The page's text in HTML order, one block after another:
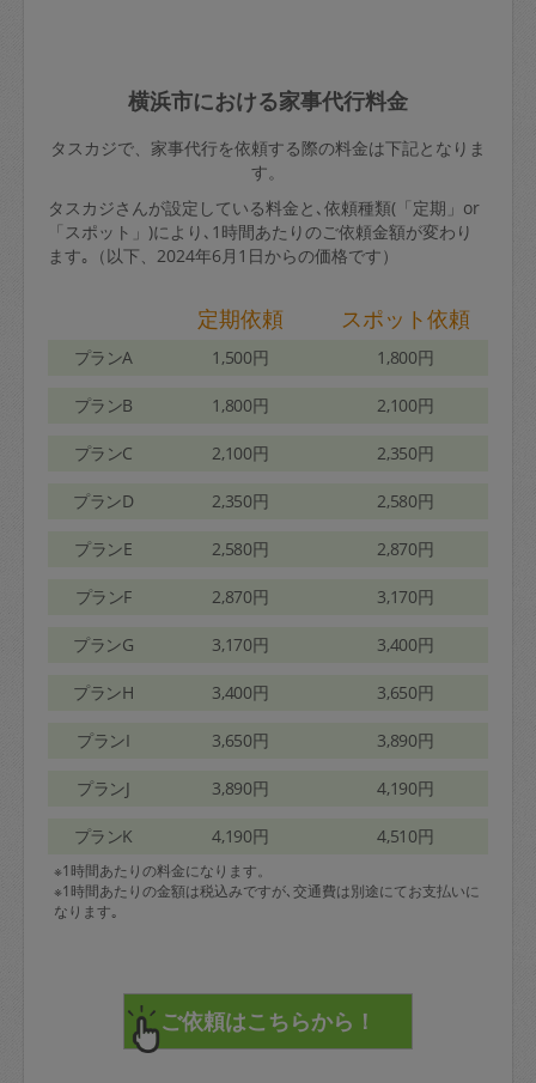
横浜市における家事代行料金
タスカジで、家事代行を依頼する際の料金は下記となりま
す。
タスカジさんが設定している料金と､依頼種類(「定期」or
「スポット」)により､1時間あたりのご依頼金額が変わり
ます｡（以下、2024年6月1日からの価格です）
定期依頼 スポット依頼
プランA 1,500円 1,800円
プランB 1,800円 2,100円
プランC 2,100円 2,350円
プランD 2,350円 2,580円
プランE 2,580円 2,870円
プランF 2,870円 3,170円
プランG 3,170円 3,400円
プランH 3,400円 3,650円
プランI 3,650円 3,890円
プランJ 3,890円 4,190円
プランK 4,190円 4,510円
※1時間あたりの料金になります。
※1時間あたりの金額は税込みですが､交通費は別途にてお支払いに
なります｡